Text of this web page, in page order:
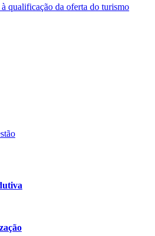
qualificação da oferta do turismo